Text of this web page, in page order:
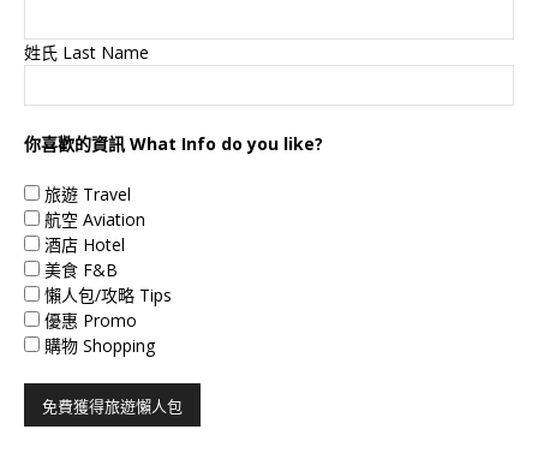
姓氏 Last Name
你喜歡的資訊 What Info do you like?
旅遊 Travel
航空 Aviation
酒店 Hotel
美食 F&B
懶人包/攻略 Tips
優惠 Promo
購物 Shopping